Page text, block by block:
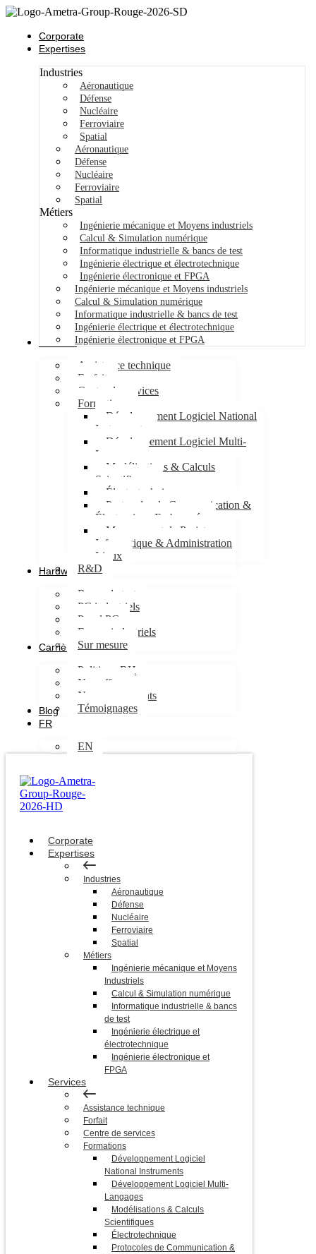
Corporate
Expertises
Industries
Aéronautique
Défense
Nucléaire
Ferroviaire
Spatial
Aéronautique
Défense
Nucléaire
Ferroviaire
Spatial
Métiers
Ingénierie mécanique et Moyens industriels
Calcul & Simulation numérique
Informatique industrielle & bancs de test
Ingénierie électrique et électrotechnique
Ingénierie électronique et FPGA
Ingénierie mécanique et Moyens industriels
Calcul & Simulation numérique
Informatique industrielle & bancs de test
Ingénierie électrique et électrotechnique
Ingénierie électronique et FPGA
Services
Assistance technique
Forfait
Centre de services
Formations
Développement Logiciel National
Instruments
Développement Logiciel Multi-
Langages
Modélisations & Calculs
Scientifiques
Électrotechnique
Protocoles de Communication &
Électronique Embarquée
Management de Projet
Informatique & Administration
Linux
R&D
Hardware
Bancs de test
PC industriels
Panel PC
Ecrans industriels
Sur mesure
Carrières
Politique RH
Nos offres
Nos engagements
Témoignages
Blog
FR
EN
Corporate
Expertises
Industries
Aéronautique
Défense
Nucléaire
Ferroviaire
Spatial
Métiers
Ingénierie mécanique et Moyens
Industriels
Calcul & Simulation numérique
Informatique industrielle & bancs
de test
Ingénierie électrique et
électrotechnique
Ingénierie électronique et
FPGA
Services
Assistance technique
Forfait
Centre de services
Formations
Développement Logiciel
National Instruments
Développement Logiciel Multi-
Langages
Modélisations & Calculs
Scientifiques
Électrotechnique
Protocoles de Communication &